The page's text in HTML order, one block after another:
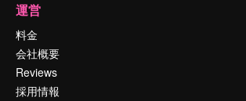
運営
料金
会社概要
Reviews
採用情報